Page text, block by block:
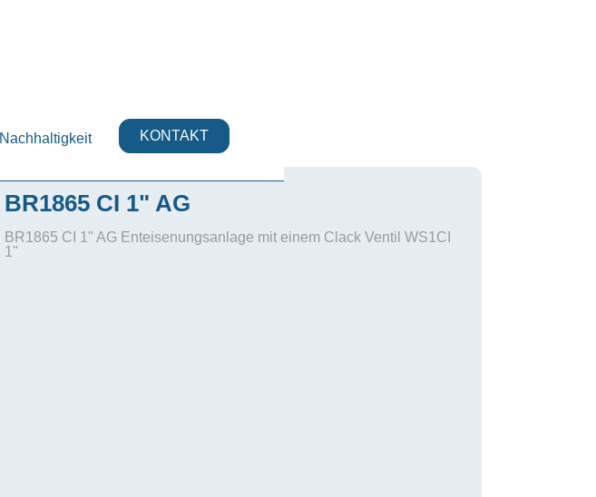
Nachhaltigkeit KONTAKT
BR1865 CI 1" AG
BR1865 CI 1" AG Enteisenungsanlage mit einem Clack Ventil WS1CI
1"